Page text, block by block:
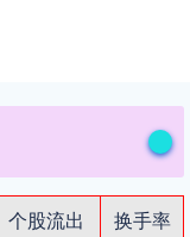
个股流出
换手率